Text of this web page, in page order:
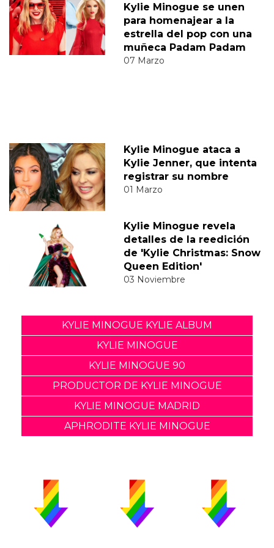
Kylie Minogue se unen
para homenajear a la
estrella del pop con una
muñeca Padam Padam
07 Marzo
Kylie Minogue ataca a
Kylie Jenner, que intenta
registrar su nombre
01 Marzo
Kylie Minogue revela
detalles de la reedición
de 'Kylie Christmas: Snow
Queen Edition'
03 Noviembre
KYLIE MINOGUE KYLIE ALBUM
KYLIE MINOGUE
KYLIE MINOGUE 90
PRODUCTOR DE KYLIE MINOGUE
KYLIE MINOGUE MADRID
APHRODITE KYLIE MINOGUE